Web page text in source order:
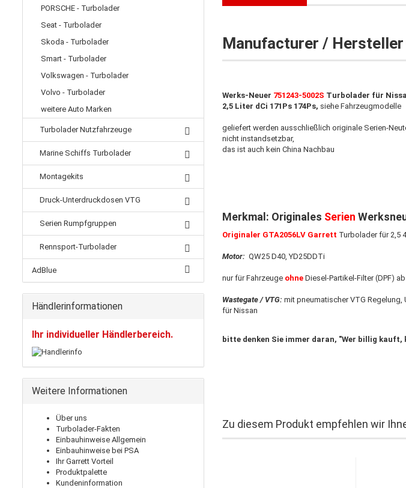
Manufacturer / Hersteller
Werks-Neuer 751243-5002S Turbolader für
2,5 Liter dCi 171Ps 174Ps, siehe Fahrzeugmodelle
geliefert werden ausschließlich originale Serien-
nicht instandsetzbar,
das ist auch kein China Nachbau
Merkmal: Originales Serien
Originaler GTA2056LV Garrett Turbolader für 2,5
Motor: QW25 D40, YD25DDTi
nur für Fahrzeuge ohneDiesel-Partikel-Filter (DPF)
Wastegate / VTG: mit pneumatischer VTG
für Nissan
bitte denken Sie immer daran, "Wer billig kauft,
Zu diesem Produkt empfehlen wir
PORSCHE - Turbolader
Seat - Turbolader
Skoda - Turbolader
Smart - Turbolader
Volkswagen - Turbolader
Volvo - Turbolader
weitere Auto Marken
Turbolader Nutzfahrzeuge
Marine Schiffs Turbolader
Montagekits
Druck-Unterdruckdosen VTG
Serien Rumpfgruppen
Rennsport-Turbolader
AdBlue
Händlerinformationen
Ihr individueller Händlerbereich.
Weitere Informationen
Über uns
Turbolader-Fakten
Einbauhinweise Allgemein
Einbauhinweise bei PSA
Ihr Garrett Vorteil
Produktpalette
Kundeninformation